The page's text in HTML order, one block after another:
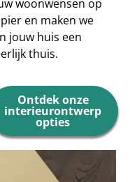
woonwensen op
en maken we
jouw huis een
thuis.
Ontdek onze
interieurontwerp
opties